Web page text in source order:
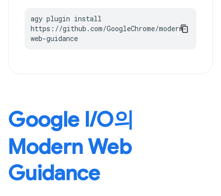
agy plugin install
https://github.com/GoogleChrome/modern-
web-guidance
Google I / O의
Modern Web
Guidance